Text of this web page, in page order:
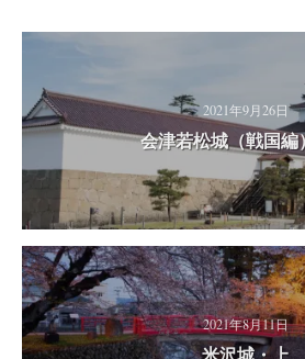
2021年9月26日
会津若松城（戦国編
2021年8月11日